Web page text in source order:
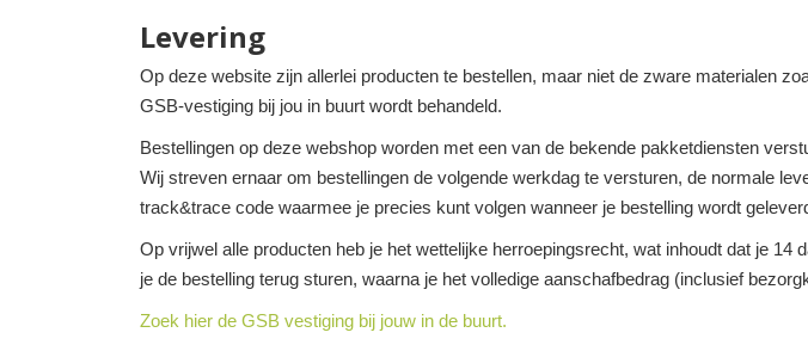
Levering
Op deze website zijn allerlei producten te bestellen, maar niet de zware materialen
GSB-vestiging bij jou in buurt wordt behandeld.
Bestellingen op deze webshop worden met een van de bekende pakketdiensten
Wij streven ernaar om bestellingen de volgende werkdag te versturen, de normale
track&trace code waarmee je precies kunt volgen wanneer je bestelling wordt
Op vrijwel alle producten heb je het wettelijke herroepingsrecht, wat inhoudt dat je
je de bestelling terug sturen, waarna je het volledige aanschafbedrag (inclusief
Zoek hier de GSB vestiging bij jouw in de buurt.